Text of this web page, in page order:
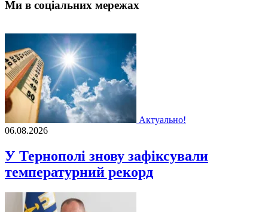
Ми в соціальних мережах
Актуально!
06.08.2026
У Тернополі знову зафіксували
температурний рекорд